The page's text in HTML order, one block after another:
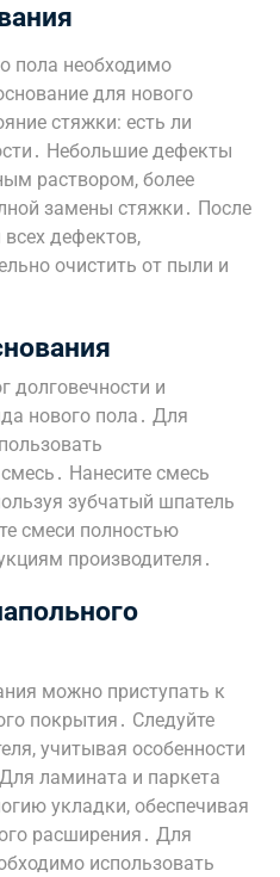
пола необходимо
для нового
стяжки: есть ли
Небольшие дефекты
раствором, более
замены стяжки․ После
дефектов,
очистить от пыли и
долговечности и
нового пола․ Для
Нанесите смесь
зубчатый шпатель
смеси полностью
производителя․
можно приступать к
покрытия․ Следуйте
учитывая особенности
ламината и паркета
укладки, обеспечивая
расширения․ Для
использовать